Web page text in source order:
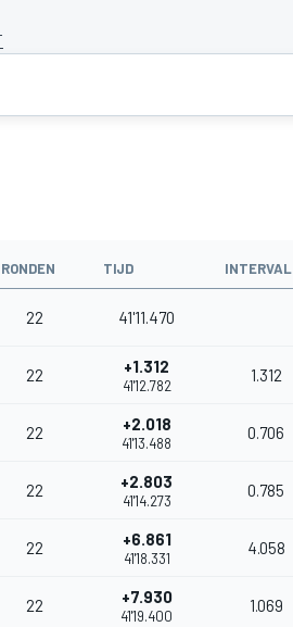
RONDEN TIJD INTERVAL
22 41'11.470
22 +1.312
41'12.782
1.312
22 +2.018
41'13.488
0.706
22 +2.803
41'14.273
0.785
22 +6.861
41'18.331
4.058
22 +7.930
41'19.400
1.069